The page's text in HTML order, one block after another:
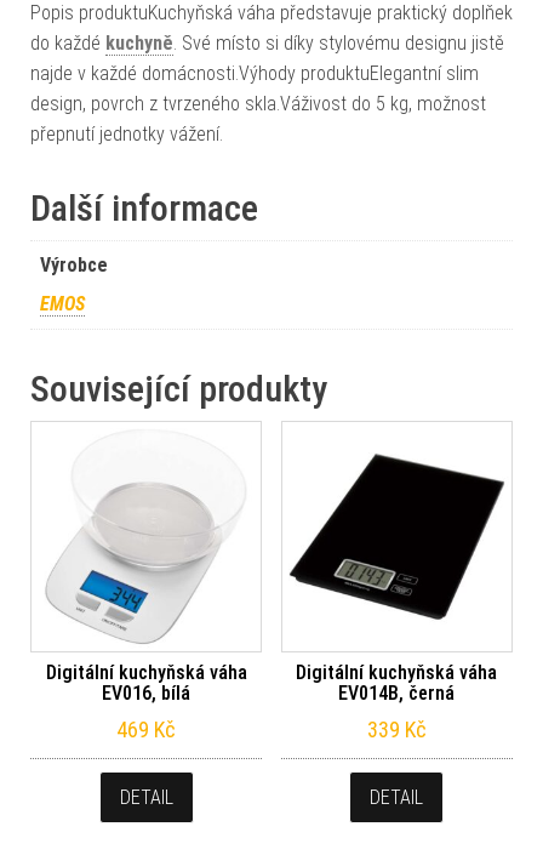
Popis produktuKuchyňská váha představuje praktický doplňek
do každé kuchyně. Své místo si díky stylovému designu jistě
najde v každé domácnosti.Výhody produktuElegantní slim
design, povrch z tvrzeného skla.Váživost do 5 kg, možnost
přepnutí jednotky vážení.
Další informace
Výrobce
EMOS
Související produkty
Digitální kuchyňská váha
EV016, bílá
469 Kč
DETAIL
Digitální kuchyňská váha
EV014B, černá
339 Kč
DETAIL